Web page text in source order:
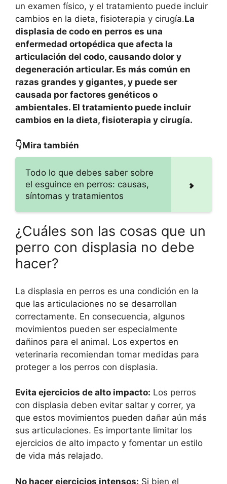
un examen físico, y el tratamiento puede incluir
cambios en la dieta, fisioterapia y cirugía.La
displasia de codo en perros es una
enfermedad ortopédica que afecta la
articulación del codo, causando dolor y
degeneración articular. Es más común en
razas grandes y gigantes, y puede ser
causada por factores genéticos o
ambientales. El tratamiento puede incluir
cambios en la dieta, fisioterapia y cirugía.
👇Mira también
Todo lo que debes saber sobre
el esguince en perros: causas,
síntomas y tratamientos
¿Cuáles son las cosas que un
perro con displasia no debe
hacer?
La displasia en perros es una condición en la
que las articulaciones no se desarrollan
correctamente. En consecuencia, algunos
movimientos pueden ser especialmente
dañinos para el animal. Los expertos en
veterinaria recomiendan tomar medidas para
proteger a los perros con displasia.
Evita ejercicios de alto impacto: Los perros
con displasia deben evitar saltar y correr, ya
que estos movimientos pueden dañar aún más
sus articulaciones. Es importante limitar los
ejercicios de alto impacto y fomentar un estilo
de vida más relajado.
No hacer ejercicios intensos: Si bien el